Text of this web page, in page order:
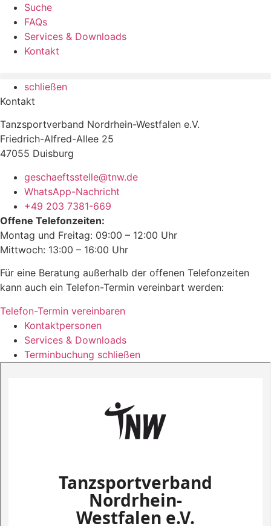
Suche
FAQs
Services & Downloads
Kontakt
schließen
Kontakt
Tanzsportverband Nordrhein-Westfalen e.V.
Friedrich-Alfred-Allee 25
47055 Duisburg
geschaeftsstelle@tnw.de
WhatsApp-Nachricht
+49 203 7381-669
Offene Telefonzeiten:
Montag und Freitag: 09:00 – 12:00 Uhr
Mittwoch: 13:00 – 16:00 Uhr
Für eine Beratung außerhalb der offenen Telefonzeiten
kann auch ein Telefon-Termin vereinbart werden:
Telefon-Termin vereinbaren
Kontaktpersonen
Services & Downloads
Terminbuchung schließen